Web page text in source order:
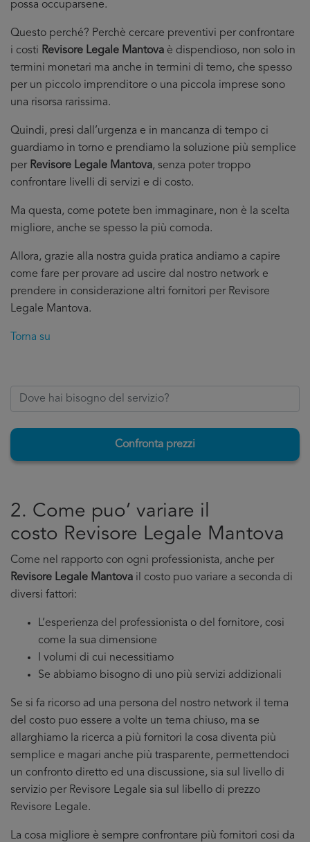
possa occuparsene.
Questo perché? Perchè cercare preventivi per confrontare
i costi Revisore Legale Mantova è dispendioso, non solo in
termini monetari ma anche in termini di temo, che spesso
per un piccolo imprenditore o una piccola imprese sono
una risorsa rarissima.
Quindi, presi dall’urgenza e in mancanza di tempo ci
guardiamo in torno e prendiamo la soluzione più semplice
per Revisore Legale Mantova, senza poter troppo
confrontare livelli di servizi e di costo.
Ma questa, come potete ben immaginare, non è la scelta
migliore, anche se spesso la più comoda.
Allora, grazie alla nostra guida pratica andiamo a capire
come fare per provare ad uscire dal nostro network e
prendere in considerazione altri fornitori per Revisore
Legale Mantova.
Torna su
Confronta prezzi
2. Come puo’ variare il
costo Revisore Legale Mantova
Come nel rapporto con ogni professionista, anche per
Revisore Legale Mantova il costo puo variare a seconda di
diversi fattori:
L’esperienza del professionista o del fornitore, cosi
come la sua dimensione
I volumi di cui necessitiamo
Se abbiamo bisogno di uno più servizi addizionali
Se si fa ricorso ad una persona del nostro network il tema
del costo puo essere a volte un tema chiuso, ma se
allarghiamo la ricerca a più fornitori la cosa diventa più
semplice e magari anche più trasparente, permettendoci
un confronto diretto ed una discussione, sia sul livello di
servizio per Revisore Legale sia sul libello di prezzo
Revisore Legale.
La cosa migliore è sempre confrontare più fornitori cosi da